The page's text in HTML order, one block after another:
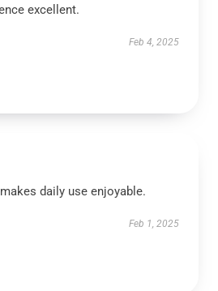
excellent.
Feb 4, 2025
daily use enjoyable.
Feb 1, 2025